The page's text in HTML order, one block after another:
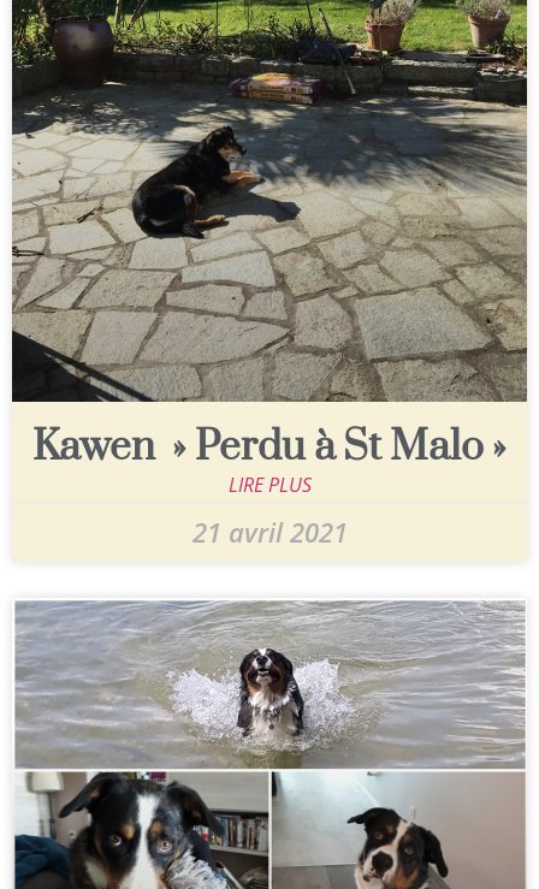
Kawen » Perdu à St Malo »
LIRE PLUS
21 avril 2021